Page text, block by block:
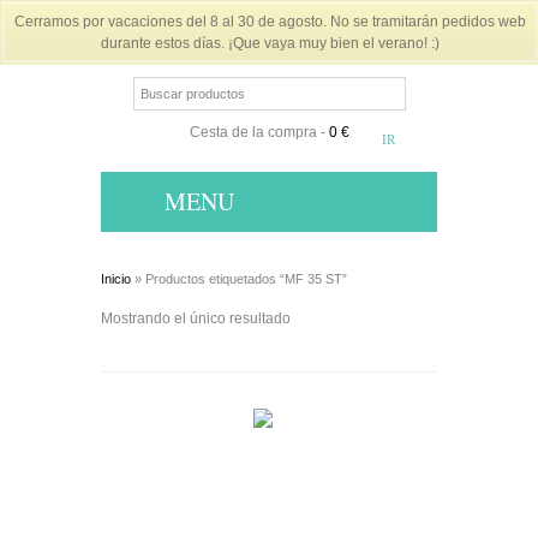
Cesta de la compra- 0 €
MENU
Inicio » Productos etiquetados “MF 35 ST”
Mostrando el único resultado
Cerramos por vacaciones del 8 al 30 de agosto. No se tramitarán pedidos web
durante estos días. ¡Que vaya muy bien el verano! :)